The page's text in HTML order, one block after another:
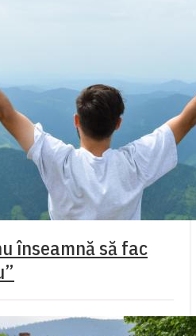
înseamnă să fac